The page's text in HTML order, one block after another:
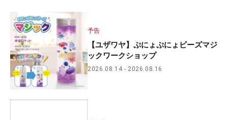
予告
【ユザワヤ】ぷにょぷにょビーズマジ
ックワークショップ
2026.08.14 2026.08.16